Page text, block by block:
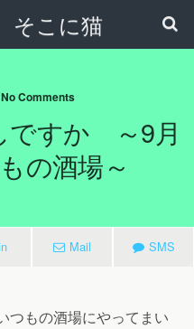
こに猫
Comments
ですか ～9月
の酒場～
Mail SMS
つもの酒場にやってまい